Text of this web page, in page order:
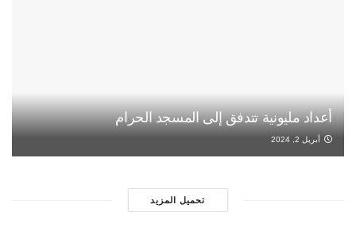
أعداد مليونية تتدفق إلى المسجد الحرام
أبريل 2, 2024
تحميل المزيد